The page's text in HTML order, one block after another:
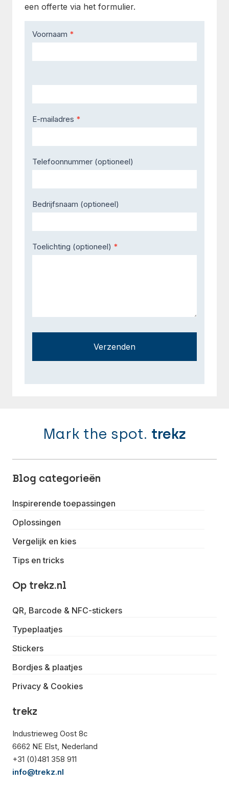
een offerte via het formulier.
Contact
Us
Voornaam *
E-mailadres *
Telefoonnummer (optioneel)
Bedrijfsnaam (optioneel)
Toelichting (optioneel) *
Verzenden
Mark the spot. trekz
Blog categorieën
Inspirerende toepassingen
Oplossingen
Vergelijk en kies
Tips en tricks
Op trekz.nl
QR, Barcode & NFC-stickers
Typeplaatjes
Stickers
Bordjes & plaatjes
Privacy & Cookies
trekz
Industrieweg Oost 8c
6662 NE Elst, Nederland
+31 (0)481 358 911
info@trekz.nl